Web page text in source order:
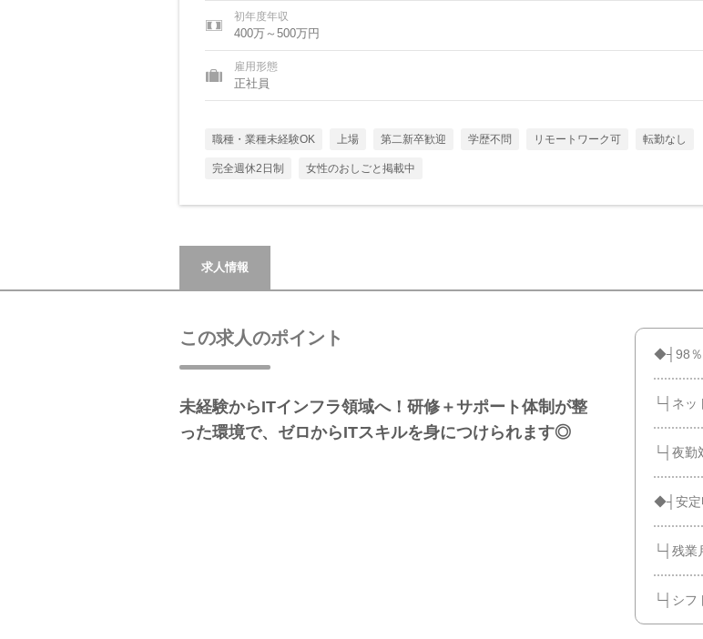
初年度年収
400万～500万円
雇用形態
正社員
職種・業種未経験OK 上場 第二新卒歓迎 学歴不問 リモートワーク可 転勤なし
完全週休2日制 女性のおしごと掲載中
求人情報
この求人のポイント
未経験からITインフラ領域へ！研修＋サポート体制が整
った環境で、ゼロからITスキルを身につけられます◎
◆┤98％
└┤ネッ
└┤夜勤
◆┤安定
└┤残業
└┤シフ